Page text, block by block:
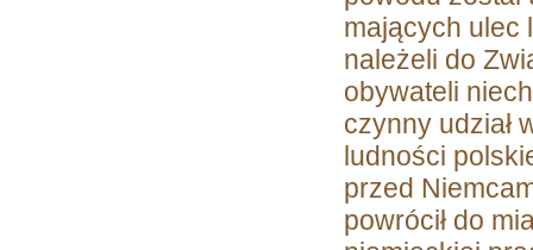
mających ulec
należeli do
obywateli
czynny udział
ludności
przed
powrócił do